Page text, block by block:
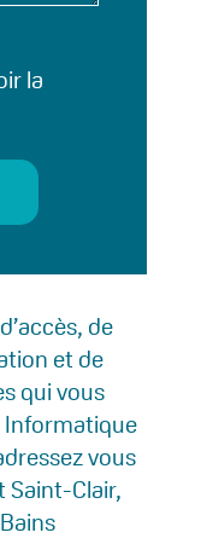
la
de
et de
qui vous
Informatique
vous
Saint-Clair,